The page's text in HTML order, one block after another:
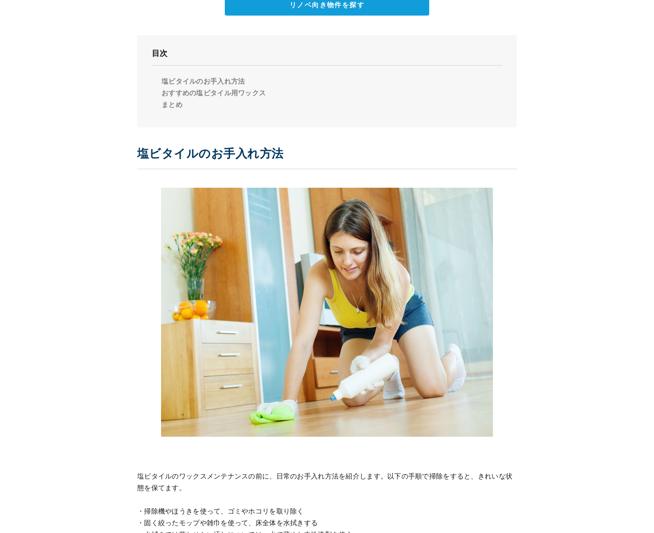
リノベ向き物件を探す
目次
塩ビタイルのお手入れ方法
おすすめの塩ビタイル用ワックス
まとめ
塩ビタイルのお手入れ方法
塩ビタイルのワックスメンテナンスの前に、日常のお手入れ方法を紹介します。以下の手順で掃除をすると、きれいな状
態を保てます。
・掃除機やほうきを使って、ゴミやホコリを取り除く
・固く絞ったモップや雑巾を使って、床全体を水拭きする